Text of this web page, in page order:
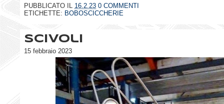
PUBBLICATO IL 16.2.23 0 COMMENTI
ETICHETTE: BOBOSCICCHERIE
Scivoli
15 febbraio 2023